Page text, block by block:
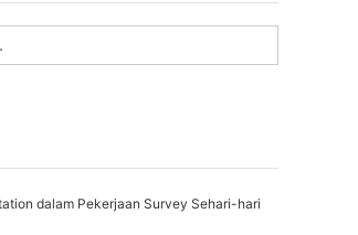
dalam Pekerjaan Survey Sehari-hari